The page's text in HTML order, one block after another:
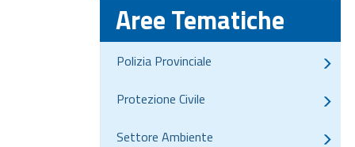
Aree Tematiche
Polizia Provinciale
Protezione Civile
Settore Ambiente